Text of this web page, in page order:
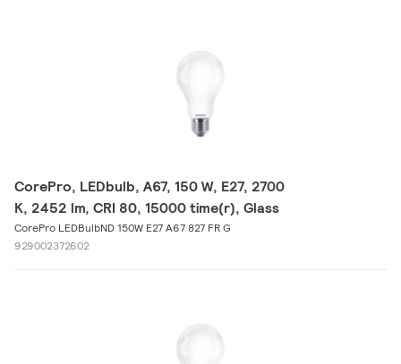
CorePro, LEDbulb, A67, 150 W, E27, 2700
K, 2452 lm, CRI 80, 15000 time(r), Glass
CorePro LEDBulbND 150W E27 A67 827 FR G
929002372602